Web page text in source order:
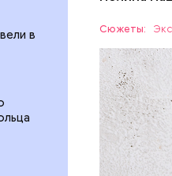
в
Сюжеты:
ЕДА